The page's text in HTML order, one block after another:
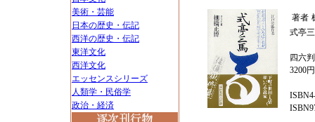
美術・芸能
日本の歴史・伝記
西洋の歴史・伝記
東洋文化
西洋文化
エッセンスシリーズ
人類学・民俗学
政治・経済
著者
式亭
四六
3200